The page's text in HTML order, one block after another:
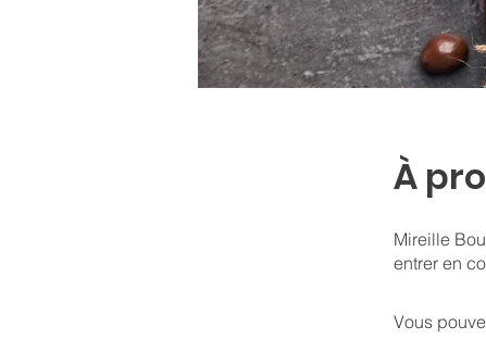
À
Mireille
entrer en
Vous